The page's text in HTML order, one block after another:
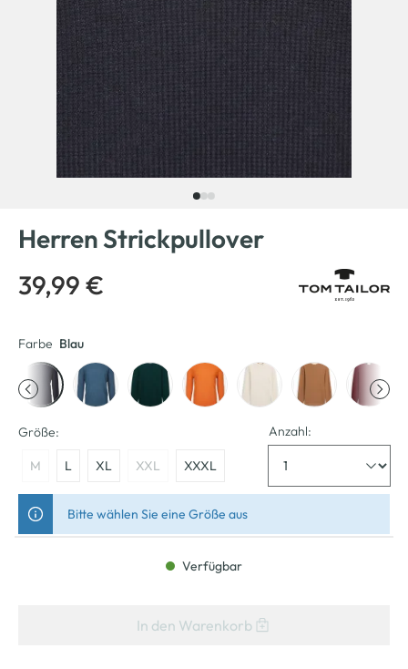
Herren Strickpullover
39,99 €
Farbe Blau
Größe:
M L XL XXL XXXL
Anzahl:
Bitte wählen Sie eine Größe aus
Verfügbar
In den Warenkorb